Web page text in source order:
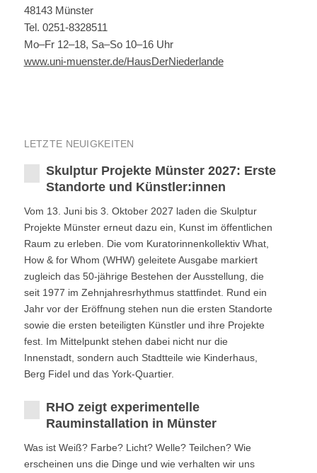
48143 Münster
Tel. 0251-8328511
Mo–Fr 12–18, Sa–So 10–16 Uhr
www.uni-muenster.de/HausDerNiederlande
LETZTE NEUIGKEITEN
Skulptur Projekte Münster 2027: Erste
Standorte und Künstler:innen
Vom 13. Juni bis 3. Oktober 2027 laden die Skulptur
Projekte Münster erneut dazu ein, Kunst im öffentlichen
Raum zu erleben. Die vom Kuratorinnenkollektiv What,
How & for Whom (WHW) geleitete Ausgabe markiert
zugleich das 50-jährige Bestehen der Ausstellung, die
seit 1977 im Zehnjahresrhythmus stattfindet. Rund ein
Jahr vor der Eröffnung stehen nun die ersten Standorte
sowie die ersten beteiligten Künstler und ihre Projekte
fest. Im Mittelpunkt stehen dabei nicht nur die
Innenstadt, sondern auch Stadtteile wie Kinderhaus,
Berg Fidel und das York-Quartier.
RHO zeigt experimentelle
Rauminstallation in Münster
Was ist Weiß? Farbe? Licht? Welle? Teilchen? Wie
erscheinen uns die Dinge und wie verhalten wir uns